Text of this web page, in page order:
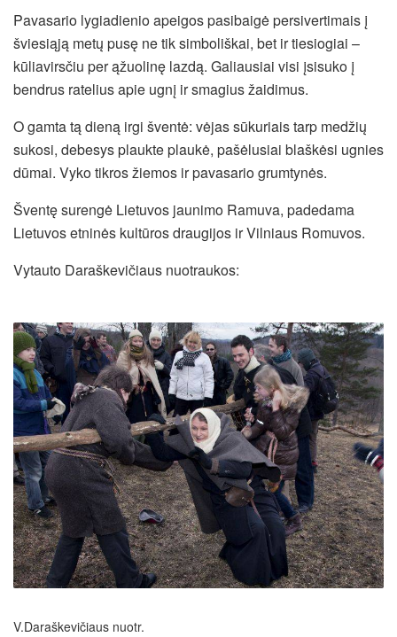
Pavasario lygiadienio apeigos pasibaigė persivertimais į
šviesiąją metų pusę ne tik simboliškai, bet ir tiesiogiai –
kūliavirsčiu per ąžuolinę lazdą. Galiausiai visi įsisuko į
bendrus ratelius apie ugnį ir smagius žaidimus.
O gamta tą dieną irgi šventė: vėjas sūkuriais tarp medžių
sukosi, debesys plaukte plaukė, pašėlusiai blaškėsi ugnies
dūmai. Vyko tikros žiemos ir pavasario grumtynės.
Šventę surengė Lietuvos jaunimo Ramuva, padedama
Lietuvos etninės kultūros draugijos ir Vilniaus Romuvos.
Vytauto Daraškevičiaus nuotraukos:
V.Daraškevičiaus nuotr.